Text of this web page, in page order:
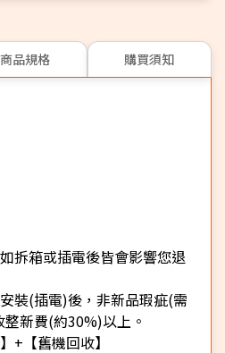
商品規格 購買須知
拆箱或插電後皆會影響您退
裝(插電)後，非新品瑕疵(需
新費(約30%)以上。
+【舊機回收】